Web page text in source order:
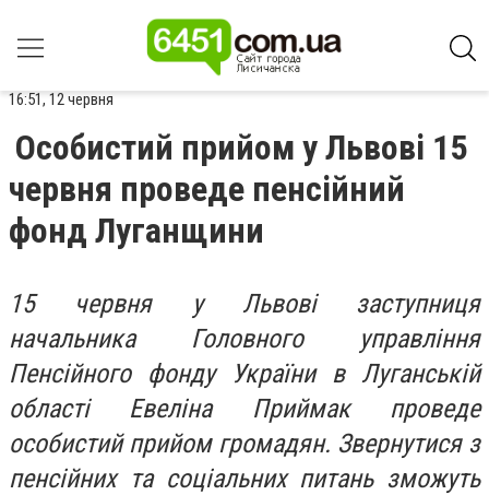
16:51, 12 червня
Особистий прийом у Львові 15
червня проведе пенсійний
фонд Луганщини
15 червня у Львові заступниця
начальника Головного управління
Пенсійного фонду України в Луганській
області Евеліна Приймак проведе
особистий прийом громадян. Звернутися з
пенсійних та соціальних питань зможуть